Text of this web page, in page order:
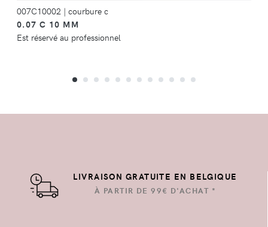
007C10002 | courbure c
0.07 C 10 MM
Est réservé au professionnel
LIVRAISON GRATUITE EN BELGIQUE
À PARTIR DE 99€ D'ACHAT *